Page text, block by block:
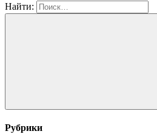
Найти:
Рубрики